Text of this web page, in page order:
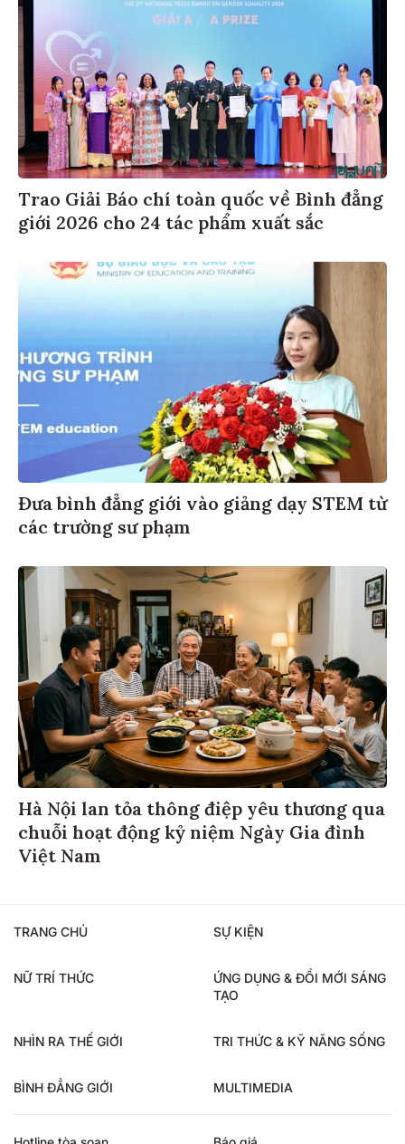
Trao Giải Báo chí toàn quốc về Bình đẳng
giới 2026 cho 24 tác phẩm xuất sắc
Đưa bình đẳng giới vào giảng dạy STEM từ
các trường sư phạm
Hà Nội lan tỏa thông điệp yêu thương qua
chuỗi hoạt động kỷ niệm Ngày Gia đình
Việt Nam
TRANG CHỦ SỰ KIỆN
NỮ TRÍ THỨC
ỨNG DỤNG & ĐỔI MỚI SÁNG
TẠO
NHÌN RA THẾ GIỚI TRI THỨC & KỸ NĂNG SỐNG
BÌNH ĐẲNG GIỚI MULTIMEDIA